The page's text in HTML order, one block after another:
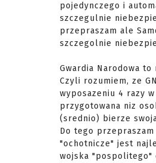
pojedynczego i
szczegulnie
przepraszam ale
szczegolnie
Gwardia Narodowa
Czyli rozumiem, ze
wyposazeniu 4 razy
przygotowana niz
(srednio) bierze
Do tego
"ochotnicze" jest
wojska "pospolitego"